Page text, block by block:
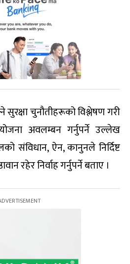
सुरक्षा चुनौतीहरूको विश्लेषण गरी
अवलम्बन गर्नुपर्ने उल्लेख
संविधान, ऐन, कानुनले निर्दिष्ट
रहेर निर्वाह गर्नुपर्ने बताए ।